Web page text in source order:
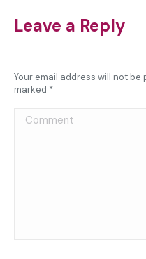
Leave a Reply
Your email address will not
marked *
Comment